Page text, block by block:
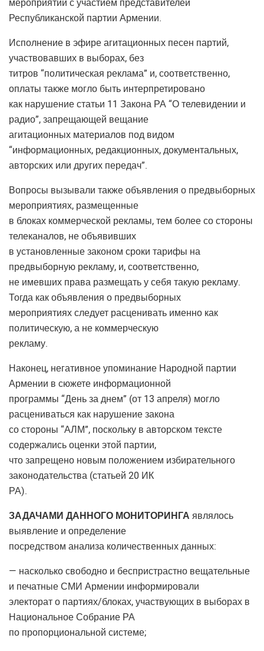
мероприятий с участием представителей
Республиканской партии Армении.
Исполнение в эфире агитационных песен партий,
участвовавших в выборах, без
титров “политическая реклама” и, соответственно,
оплаты также могло быть интерпретировано
как нарушение статьи 11 Закона РА “О телевидении и
радио”, запрещающей вещание
агитационных материалов под видом
“информационных, редакционных, документальных,
авторских или других передач”.
Вопросы вызывали также объявления о предвыборных
мероприятиях, размещенные
в блоках коммерческой рекламы, тем более со стороны
телеканалов, не объявивших
в установленные законом сроки тарифы на
предвыборную рекламу, и, соответственно,
не имевших права размещать у себя такую рекламу.
Тогда как объявления о предвыборных
мероприятиях следует расценивать именно как
политическую, а не коммерческую
рекламу.
Наконец, негативное упоминание Народной партии
Армении в сюжете информационной
программы “День за днем” (от 13 апреля) могло
расцениваться как нарушение закона
со стороны “АЛМ”, поскольку в авторском тексте
содержались оценки этой партии,
что запрещено новым положением избирательного
законодательства (статьей 20 ИК
РА).
ЗАДАЧАМИ ДАННОГО МОНИТОРИНГА являлось
выявление и определение
посредством анализа количественных данных:
— насколько свободно и беспристрастно вещательные
и печатные СМИ Армении информировали
электорат о партиях/блоках, участвующих в выборах в
Национальное Собрание РА
по пропорциональной системе;